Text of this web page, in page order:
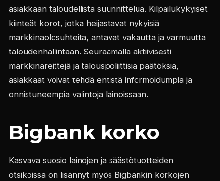
asiakkaan taloudellista suunnittelua. Kilpailukykyiset
kiinteät korot, jotka heijastavat nykyisiä
markkinaolosuhteita, antavat vakautta ja varmuutta
taloudenhallintaan. Seuraamalla aktiivisesti
markkinareittejä ja talouspoliittisia päätöksiä,
asiakkaat voivat tehdä entistä informoidumpia ja
onnistuneempia valintoja lainoissaan.
Bigbank korko
Kasvava suosio lainojen ja säästötuotteiden
otsikoissa on lisännyt myös Bigbankin korkojen